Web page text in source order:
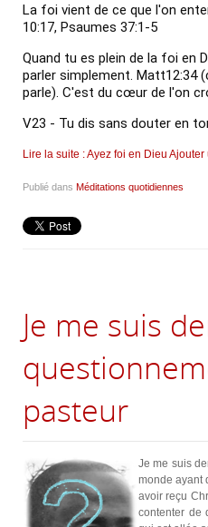
La foi vient de ce que l'on
10:17, Psaumes 37:1-5
Quand tu es plein de la foi en
parler simplement. Matt12:34
parle). C'est du cœur de l'on
V23 - Tu dis sans douter en
Lire la suite : Ayez foi en Dieu Ajouter
Publié dans Méditations quotidiennes
Je me suis
pasteur
Je me suis
monde ayant
avoir reçu
contenter de